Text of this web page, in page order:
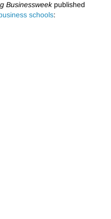
Businessweekpublished
schools: